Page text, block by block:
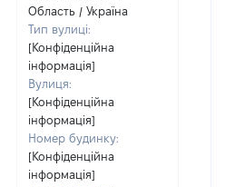
Область / Україна
Тип вулиці:
[Конфіденційна
інформація]
Вулиця:
[Конфіденційна
інформація]
Номер будинку:
[Конфіденційна
інформація]